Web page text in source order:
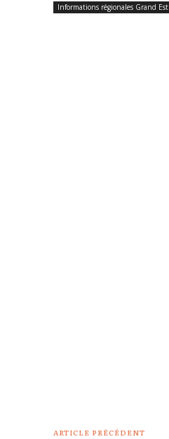
Informations régionales Grand Est
ARTICLE PRÉCÉDENT